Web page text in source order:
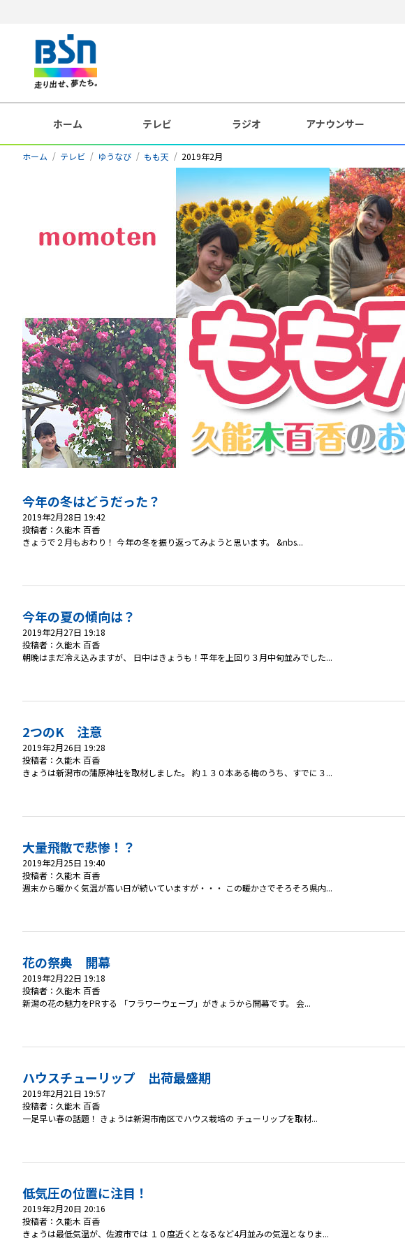
ホーム テレビ ラジオ アナウンサー
ホーム テレビ ゆうなび もも天 2019年2月
今年の冬はどうだった？
2019年2月28日 19:42
投稿者：久能木 百香
きょうで２月もおわり！ 今年の冬を振り返ってみようと思います。 &nbs...
今年の夏の傾向は？
2019年2月27日 19:18
投稿者：久能木 百香
朝晩はまだ冷え込みますが、 日中はきょうも！平年を上回り３月中旬並みでした...
2つのK 注意
2019年2月26日 19:28
投稿者：久能木 百香
きょうは新潟市の蒲原神社を取材しました。 約１３０本ある梅のうち、すでに３...
大量飛散で悲惨！？
2019年2月25日 19:40
投稿者：久能木 百香
週末から暖かく気温が高い日が続いていますが・・・ この暖かさでそろそろ県内...
花の祭典 開幕
2019年2月22日 19:18
投稿者：久能木 百香
新潟の花の魅力をPRする 「フラワーウェーブ」がきょうから開幕です。 会...
ハウスチューリップ 出荷最盛期
2019年2月21日 19:57
投稿者：久能木 百香
一足早い春の話題！ きょうは新潟市南区でハウス栽培の チューリップを取材...
低気圧の位置に注目！
2019年2月20日 20:16
投稿者：久能木 百香
きょうは最低気温が、佐渡市では １０度近くとなるなど4月並みの気温となりま...